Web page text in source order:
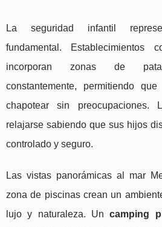
La seguridad infantil
fundamental. Establecimientos
incorporan zonas de
constantemente, permitiendo
chapotear sin preocupaciones.
relajarse sabiendo que sus hijos
controlado y seguro.
Las vistas panorámicas al mar
zona de piscinas crean un
lujo y naturaleza. Uncamping